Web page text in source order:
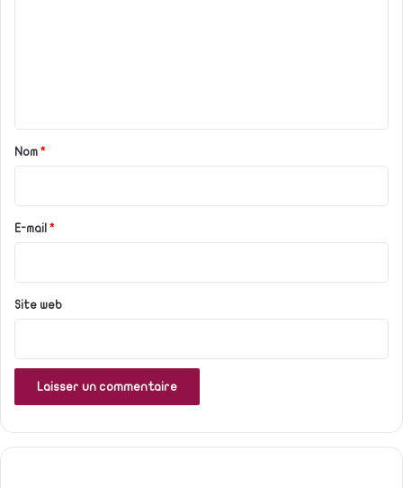
a
e
Nom *
E-mail *
Site web